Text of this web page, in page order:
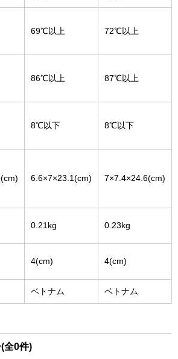
69℃以上 72℃以上
86℃以上 87℃以上
8℃以下 8℃以下
6.6×7×23.1(cm) 7×7.4×24.6(cm)
0.21kg 0.23kg
4(cm) 4(cm)
ベトナム ベトナム
全0件)